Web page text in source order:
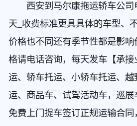
西安到马尔康拖运轿车公司
天_收费标准更具具体的车型、
价格也不同还有季节性都是影
格请电话咨询，每天发车【承
运、轿车托运、小轿车托运、
运、商品车、试驾活动车，巡
免费上门提车签订正规运输合